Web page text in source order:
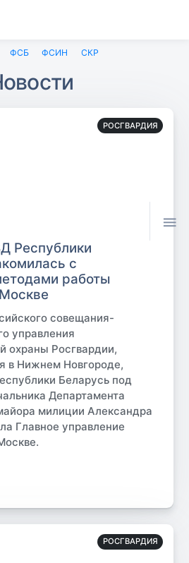

ФСБ ФСИН СКР
РОСГВАРДИЯ
Республики
с
работы
совещания-
управления
охраны Росгвардии,
в Нижнем Новгороде,
Беларусь под
Департамента
милиции Александра
Главное управление
РОСГВАРДИЯ